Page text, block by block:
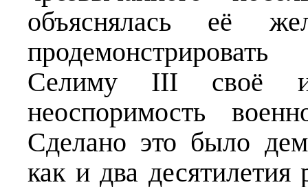
объяснялась её
Селиму III своё
неоспоримость
Сделано это было
как и два десятилетия